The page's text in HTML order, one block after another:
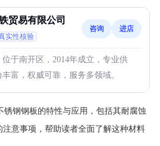
贸易有限公司
实性核验
咨询 进店
于南开区，2014年成立，专业供
富，权威可靠，服务多领域。
锈钢钢板的特性与应用，包括其耐腐蚀
意事项，帮助读者全面了解这种材料